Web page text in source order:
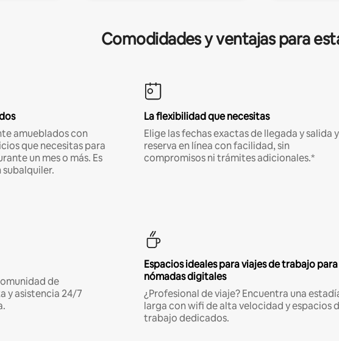
Comodidades y ventajas para
amueblados con
que necesitas para
un mes o más. Es
La flexibilidad que necesitas
Elige las fechas exactas de llegada y salida y
reserva en línea con facilidad, sin
compromisos ni trámites adicionales.*
de
y asistencia 24/7
Espacios ideales para viajes de trabajo para
nómadas digitales
¿Profesional de viaje? Encuentra una
larga con wifi de alta velocidad y espacios
trabajo dedicados.